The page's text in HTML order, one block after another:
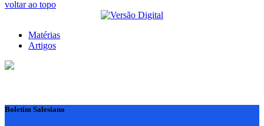
voltar ao topo
Matérias
Artigos
Boletim Salesiano